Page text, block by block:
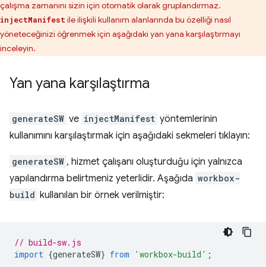
çalışma zamanını sizin için otomatik olarak gruplandırmaz.
injectManifest ile ilişkili kullanım alanlarında bu özelliği nasıl
yöneteceğinizi öğrenmek için aşağıdaki yan yana karşılaştırmayı
inceleyin.
Yan yana karşılaştırma
generateSW ve injectManifest yöntemlerinin
kullanımını karşılaştırmak için aşağıdaki sekmeleri tıklayın:
generateSW , hizmet çalışanı oluşturduğu için yalnızca
yapılandırma belirtmeniz yeterlidir. Aşağıda workbox-
build kullanılan bir örnek verilmiştir:
// build-sw.js
import {generateSW} from 'workbox-build' ;